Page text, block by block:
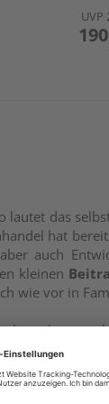
lautet das
hat
auch
kleinen
wie vor in